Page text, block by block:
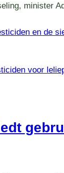
minister
en de